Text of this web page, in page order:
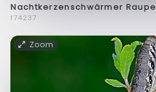
Nachtkerzenschwärmer Raupe
f74237
Zoom